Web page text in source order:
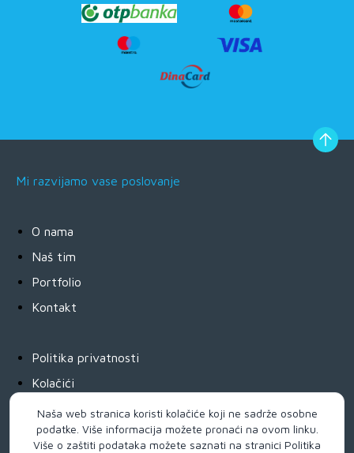
Mi razvijamo vase poslovanje
O nama
Naš tim
Portfolio
Kontakt
Politika privatnosti
Kolačići
Pay by link
Uslovi plaćanja
Naša web stranica koristi kolačiće koji ne sadrže osobne
podatke. Više informacija možete pronaći na ovom linku
Više o zaštiti podataka možete saznati na stranici Politika